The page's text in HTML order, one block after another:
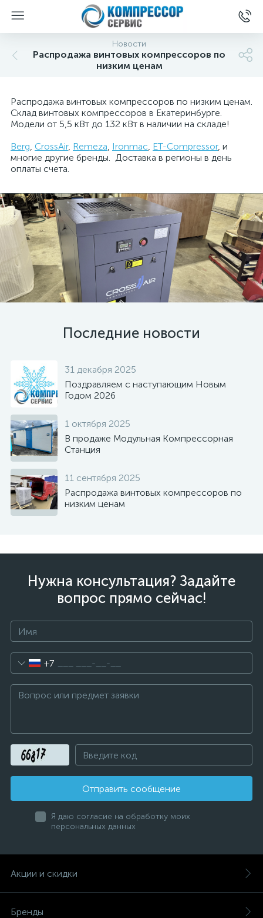
Новости
Распродажа винтовых компрессоров по
низким ценам
Распродажа винтовых компрессоров по низким ценам.
Склад винтовых компрессоров в Екатеринбурге.
Модели от 5,5 кВт до 132 кВт в наличии на складе!
Berg, СrossAir, Remeza, Ironmac, ET-Compressor, и
многие другие бренды. Доставка в регионы в день
оплаты счета.
Последние новости
31 декабря 2025
Поздравляем с наступающим Новым
Годом 2026
1 октября 2025
В продаже Модульная Компрессорная
Станция
11 сентября 2025
Распродажа винтовых компрессоров по
низким ценам
Нужна консультация? Задайте
вопрос прямо сейчас!
+7
Отправить сообщение
Я даю согласие на обработку моих
персональных данных
Акции и скидки
Бренды